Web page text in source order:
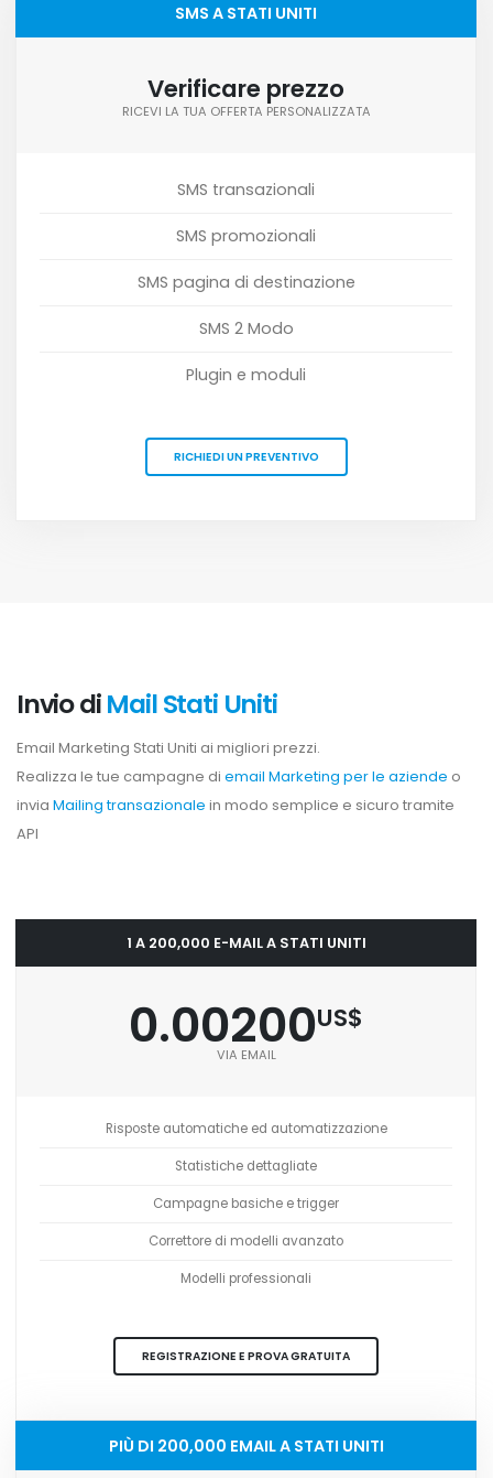
SMS A STATI UNITI
Verificare prezzo
RICEVI LA TUA OFFERTA PERSONALIZZATA
SMS transazionali
SMS promozionali
SMS pagina di destinazione
SMS 2 Modo
Plugin e moduli
RICHIEDI UN PREVENTIVO
Invio diMail Stati Uniti
Email Marketing Stati Uniti ai migliori prezzi.
Realizza le tue campagne di email Marketing per le aziende o
invia Mailing transazionale in modo semplice e sicuro tramite
API
1 A 200,000 E-MAIL A STATI UNITI
0.00200US$
VIA EMAIL
Risposte automatiche ed automatizzazione
Statistiche dettagliate
Campagne basiche e trigger
Correttore di modelli avanzato
Modelli professionali
REGISTRAZIONE E PROVA GRATUITA
PIÙ DI 200,000 EMAIL A STATI UNITI